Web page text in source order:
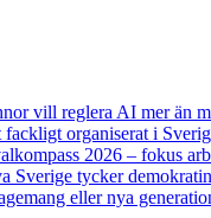
vill reglera AI mer än
fackligt organiserat i
2026 – fokus
Sverige tycker
eller nya